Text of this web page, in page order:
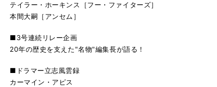
テイラー・ホーキンス［フー・ファイターズ］
本間大嗣［アンセム］
■3号連続リレー企画
20年の歴史を支えた"名物"編集長が語る！
■ドラマー立志風雲録
カーマイン・アピス